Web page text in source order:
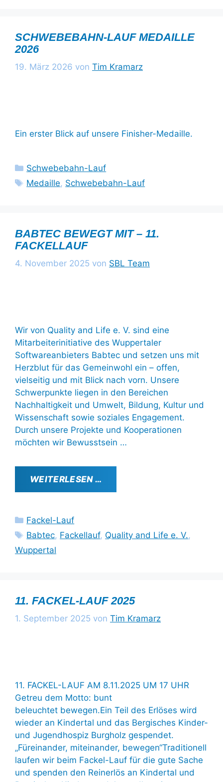
SCHWEBEBAHN-LAUF MEDAILLE
2026
19. März 2026 von Tim Kramarz
Ein erster Blick auf unsere Finisher-Medaille.
Kategorien
Schwebebahn-Lauf
Schlagwörter
Medaille, Schwebebahn-Lauf
BABTEC BEWEGT MIT – 11.
FACKELLAUF
4. November 2025 von SBL Team
Wir von Quality and Life e. V. sind eine
Mitarbeiterinitiative des Wuppertaler
Softwareanbieters Babtec und setzen uns mit
Herzblut für das Gemeinwohl ein – offen,
vielseitig und mit Blick nach vorn. Unsere
Schwerpunkte liegen in den Bereichen
Nachhaltigkeit und Umwelt, Bildung, Kultur und
Wissenschaft sowie soziales Engagement.
Durch unsere Projekte und Kooperationen
möchten wir Bewusstsein …
WEITERLESEN …
Kategorien
Fackel-Lauf
Schlagwörter
Babtec, Fackellauf, Quality and Life e. V.,
Wuppertal
11. FACKEL-LAUF 2025
1. September 2025 von Tim Kramarz
11. FACKEL-LAUF AM 8.11.2025 UM 17 UHR
Getreu dem Motto: bunt
beleuchtet bewegen.Ein Teil des Erlöses wird
wieder an Kindertal und das Bergisches Kinder-
und Jugendhospiz Burgholz gespendet.
„Füreinander, miteinander, bewegen“Traditionell
laufen wir beim Fackel-Lauf für die gute Sache
und spenden den Reinerlös an Kindertal und